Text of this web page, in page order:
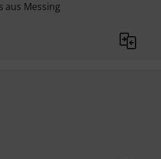
aus Messing